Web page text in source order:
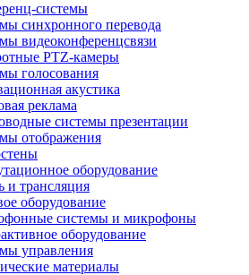
системы
синхронного перевода
видеоконференцсвязи
PTZ-камеры
голосования
акустика
реклама
системы презентации
отображения
оборудование
и трансляция
оборудование
системы и микрофоны
оборудование
управления
материалы